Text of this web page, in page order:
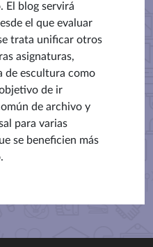
El blog servirá
el que evaluar
trata unificar otros
asignaturas,
de escultura como
de ir
de archivo y
para varias
se beneficien más